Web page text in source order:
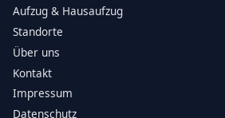
Aufzug & Hausaufzug
Standorte
Über uns
Kontakt
Impressum
Datenschutz